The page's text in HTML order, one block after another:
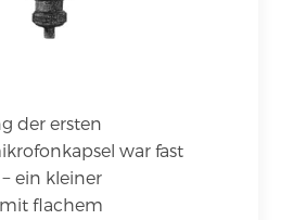
der ersten
war fast
ein kleiner
flachem